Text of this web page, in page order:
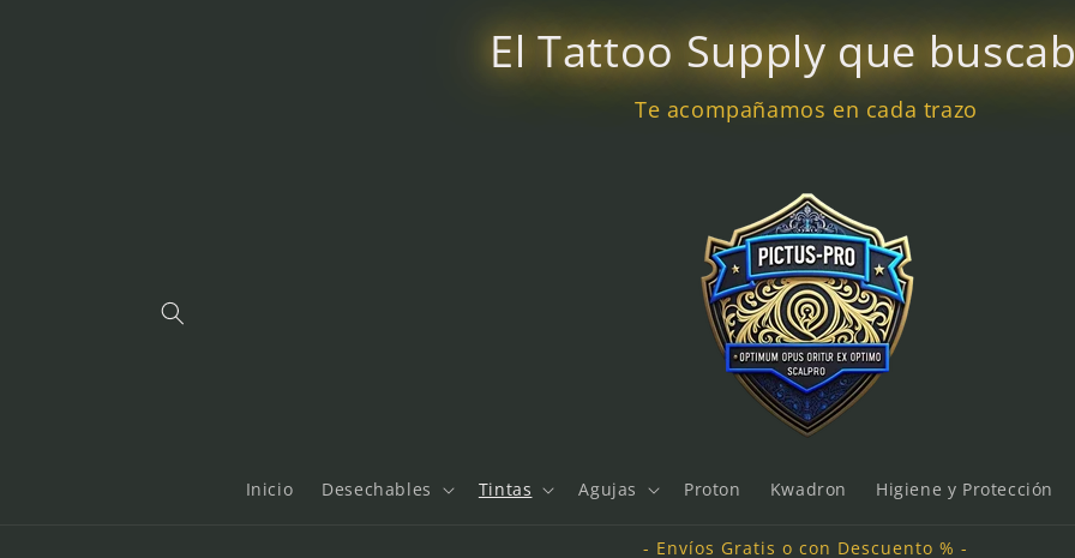
El Tattoo Supply que
Te acompañamos en cada trazo
Inicio Desechables Tintas Agujas Proton Kwadron Higiene y Protección
- Envíos Gratis o con Descuento % -